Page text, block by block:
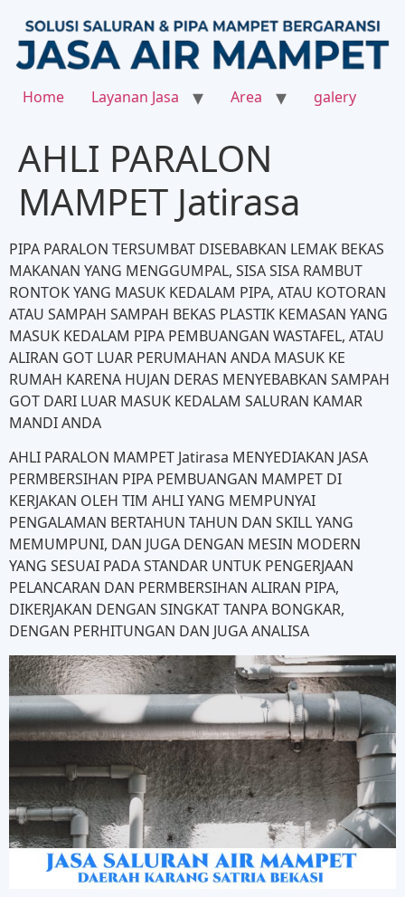
Home Layanan Jasa Area galery
AHLI PARALON
MAMPET Jatirasa
PIPA PARALON TERSUMBAT DISEBABKAN LEMAK BEKAS
MAKANAN YANG MENGGUMPAL, SISA SISA RAMBUT
RONTOK YANG MASUK KEDALAM PIPA, ATAU KOTORAN
ATAU SAMPAH SAMPAH BEKAS PLASTIK KEMASAN YANG
MASUK KEDALAM PIPA PEMBUANGAN WASTAFEL, ATAU
ALIRAN GOT LUAR PERUMAHAN ANDA MASUK KE
RUMAH KARENA HUJAN DERAS MENYEBABKAN SAMPAH
GOT DARI LUAR MASUK KEDALAM SALURAN KAMAR
MANDI ANDA
AHLI PARALON MAMPET Jatirasa MENYEDIAKAN JASA
PERMBERSIHAN PIPA PEMBUANGAN MAMPET DI
KERJAKAN OLEH TIM AHLI YANG MEMPUNYAI
PENGALAMAN BERTAHUN TAHUN DAN SKILL YANG
MEMUMPUNI, DAN JUGA DENGAN MESIN MODERN
YANG SESUAI PADA STANDAR UNTUK PENGERJAAN
PELANCARAN DAN PERMBERSIHAN ALIRAN PIPA,
DIKERJAKAN DENGAN SINGKAT TANPA BONGKAR,
DENGAN PERHITUNGAN DAN JUGA ANALISA